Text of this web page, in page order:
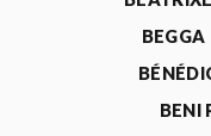
BEGGA
BENI